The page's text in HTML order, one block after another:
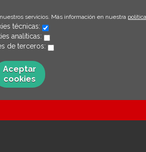
servicios. Más información en nuestra
técnicas:
analíticas:
de terceros:
Aceptar
cookies